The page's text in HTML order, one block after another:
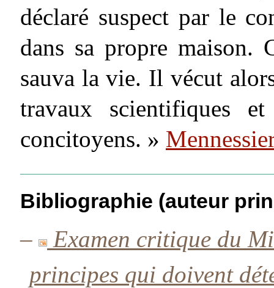
déclaré suspect par le
dans sa propre
sauva la vie. Il vécut
travaux scientifiques
concitoyens. »
Bibliographie (auteur
–
Examen critique du
principes qui doivent